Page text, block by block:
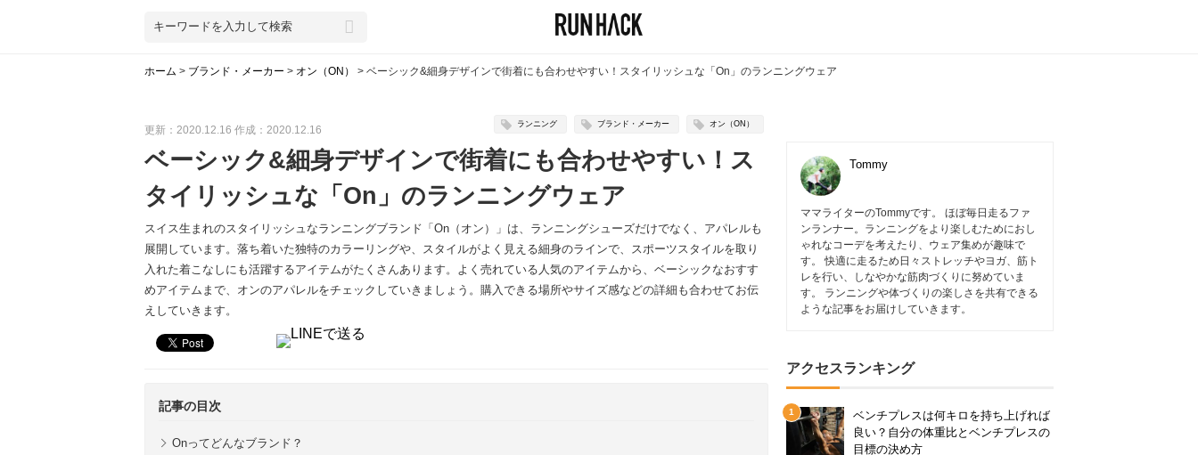
ホーム > ブランド・メーカー > オン（ON） > ベーシック&細身デザインで街着にも合わせやすい！スタイリッシュな「On」のランニングウェア
更新：2020.12.16 作成：2020.12.16 ランニング ブランド・メーカー オン（ON）
ベーシック&細身デザインで街着にも合わせやすい！ス
タイリッシュな「On」のランニングウェア
スイス生まれのスタイリッシュなランニングブランド「On（オン）」は、ランニングシューズだけでなく、アパレルも
展開しています。落ち着いた独特のカラーリングや、スタイルがよく見える細身のラインで、スポーツスタイルを取り
入れた着こなしにも活躍するアイテムがたくさんあります。よく売れている人気のアイテムから、ベーシックなおすす
めアイテムまで、オンのアパレルをチェックしていきましょう。購入できる場所やサイズ感などの詳細も合わせてお伝
えしていきます。
記事の目次
Onってどんなブランド？
Tommy
ママライターのTommyです。 ほぼ毎日走るファ
ンランナー。ランニングをより楽しむためにおし
ゃれなコーデを考えたり、ウェア集めが趣味で
す。 快適に走るため日々ストレッチやヨガ、筋ト
レを行い、しなやかな筋肉づくりに努めていま
す。 ランニングや体づくりの楽しさを共有できる
ような記事をお届けしていきます。
アクセスランキング
ベンチプレスは何キロを持ち上げれば
良い？自分の体重比とベンチプレスの
目標の決め方